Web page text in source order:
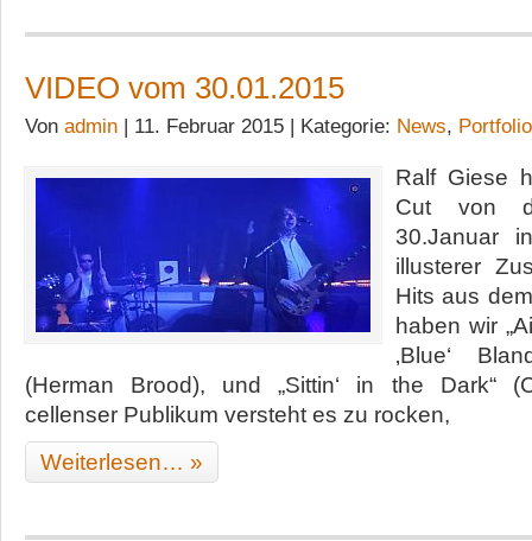
VIDEO vom 30.01.2015
Von admin | 11. Februar 2015 | Kategorie: News, Portfolio
Ralf Giese
Cut von
30.Januar
illusterer
Hits aus
haben wir
‚Blue‘
(Herman Brood), und „Sittin‘ in the Dark“
cellenser Publikum versteht es zu rocken,
Weiterlesen… »